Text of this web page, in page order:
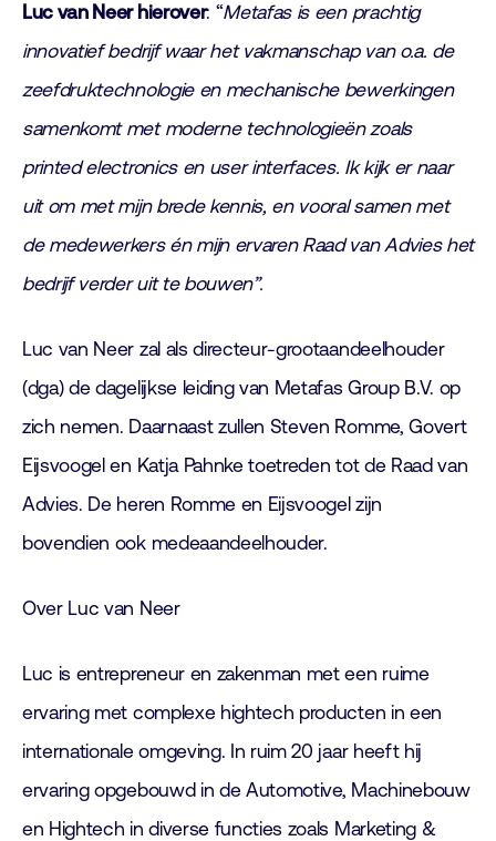
Luc van Neer hierover: “Metafas is een prachtig
innovatief bedrijf waar het vakmanschap van o.a. de
zeefdruktechnologie en mechanische bewerkingen
samenkomt met moderne technologieën zoals
printed electronics en user interfaces. Ik kijk er naar
uit om met mijn brede kennis, en vooral samen met
de medewerkers én mijn ervaren Raad van Advies het
bedrijf verder uit te bouwen”.
Luc van Neer zal als directeur-grootaandeelhouder
(dga) de dagelijkse leiding van Metafas Group B.V. op
zich nemen. Daarnaast zullen Steven Romme, Govert
Eijsvoogel en Katja Pahnke toetreden tot de Raad van
Advies. De heren Romme en Eijsvoogel zijn
bovendien ook medeaandeelhouder.
Over Luc van Neer
Luc is entrepreneur en zakenman met een ruime
ervaring met complexe hightech producten in een
internationale omgeving. In ruim 20 jaar heeft hij
ervaring opgebouwd in de Automotive, Machinebouw
en Hightech in diverse functies zoals Marketing &